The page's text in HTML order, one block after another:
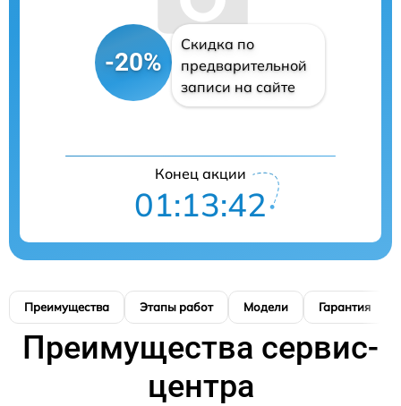
-20%
Скидка по
предварительной
записи на сайте
Конец акции
01:13:42
Преимущества Этапы работ Модели Гарантия
Преимущества сервис-
центра